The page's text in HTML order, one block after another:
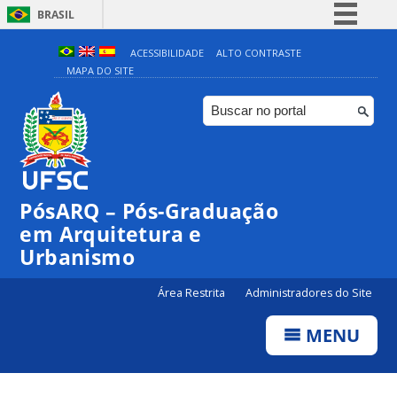
BRASIL
Simplifique!
Comunica BR
Participe
ACESSIBILIDADE
ALTO CONTRASTE
MAPA DO SITE
PósARQ – Pós-Graduação
em Arquitetura e
Urbanismo
Área Restrita Administradores do Site
MENU